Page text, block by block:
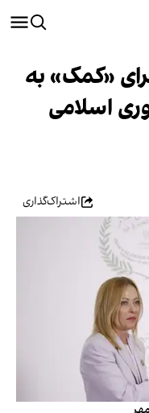
برای «کمک» به
اسلامی
اشتراک‌گذاری